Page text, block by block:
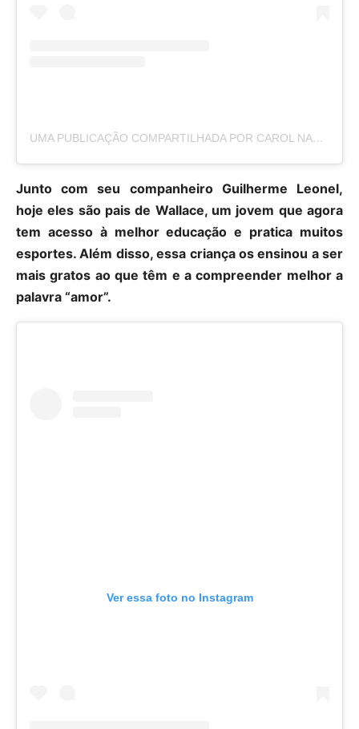
UMA PUBLICAÇÃO COMPARTILHADA POR CAROL NAKAMURA (@CAROL_NAKAMURA)
Junto com seu companheiro Guilherme Leonel,
hoje eles são pais de Wallace, um jovem que agora
tem acesso à melhor educação e pratica muitos
esportes. Além disso, essa criança os ensinou a ser
mais gratos ao que têm e a compreender melhor a
palavra “amor”.
Ver essa foto no Instagram